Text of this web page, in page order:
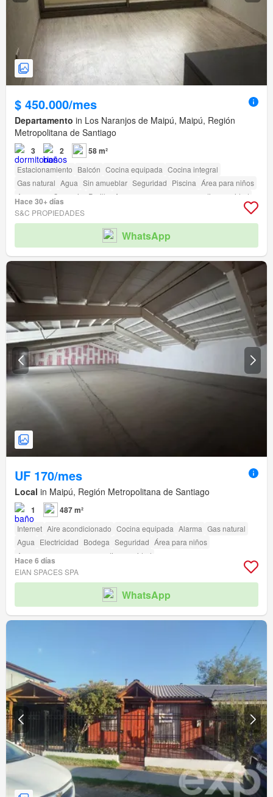
$ 450.000/mes
Departamento in Los Naranjos de Maipú, Maipú, Región
Metropolitana de Santiago
3 2 58 m²
Estacionamiento Balcón Cocina equipada Cocina integral
Gas natural Agua Sin amueblar Seguridad Piscina Área para niños
Ascensor
Conserje Parilla Acceso para personas con discapacidad
Hace 30+ días
S&C PROPIEDADES
WhatsApp
UF 170/mes
Local in Maipú, Región Metropolitana de Santiago
1 487 m²
Internet Aire acondicionado Cocina equipada Alarma Gas natural
Agua Electricidad Bodega Seguridad Área para niños
Acceso para personas con discapacidad
Hace 6 días
EIAN SPACES SPA
WhatsApp